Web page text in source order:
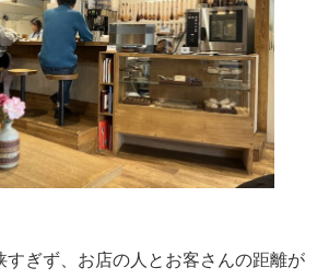
すぎず、お店の人とお客さんの距離が